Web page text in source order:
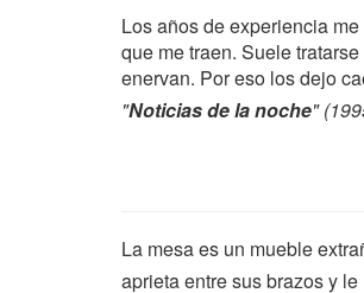
Los años de experiencia
que me traen. Suele
enervan. Por eso los dejo
"Noticias de la noche"
La mesa es un mueble
aprieta entre sus brazos y